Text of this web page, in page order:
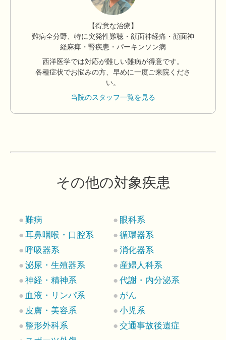
【得意な治療】
難病全分野、特に突発性難聴・顔面神経痛・顔面神
経麻痺・腎疾患・パーキンソン病
西洋医学では対応が難しい難病が得意です。
各種症状でお悩みの方、早めに一度ご来院くださ
い。
当院のスタッフ一覧を見る
その他の対象疾患
難病
眼科系
耳鼻咽喉・口腔系
循環器系
呼吸器系
消化器系
泌尿・生殖器系
産婦人科系
神経・精神系
代謝・内分泌系
血液・リンパ系
がん
皮膚・美容系
小児系
整形外科系
交通事故後遺症